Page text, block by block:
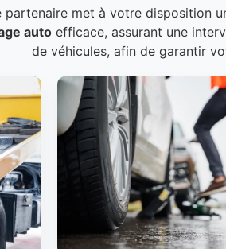
partenaire met à votre disposition
auto efficace, assurant une
de véhicules, afin de garantir